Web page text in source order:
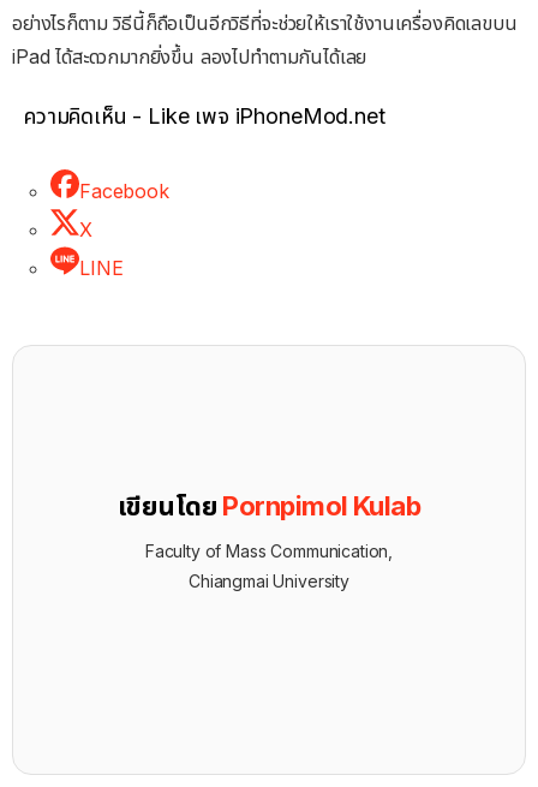
อย่างไรก็ตาม วิธีนี้ก็ถือเป็นอีกวิธีที่จะช่วยให้เราใช้งานเครื่องคิดเลขบน
iPad ได้สะดวกมากยิ่งขึ้น ลองไปทำตามกันได้เลย
ความคิดเห็น - Like เพจ iPhoneMod.net
Facebook
X
LINE
เขียนโดย Pornpimol Kulab
Faculty of Mass Communication,
Chiangmai University